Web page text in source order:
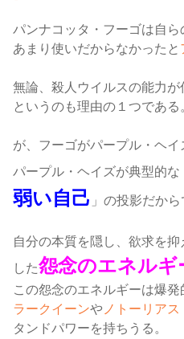
パンナコッタ・フーゴは自ら
あまり使いだからなかったと
無論、殺人ウイルスの能力が
というのも理由の１つである。
が、フーゴがパープル・ヘイ
パープル・ヘイズが典型的な
弱い自己 」の投影だから
自分の本質を隠し、欲求を
した怨念のエネルギ
この怨念のエネルギーは爆発
ラークイーンやノトーリア
タンドパワーを持ちうる。